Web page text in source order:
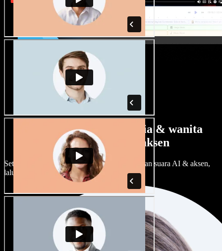
Banyak pilihan suara pria & wanita
dengan berbagai aksen
Setiap proyek bisa terdengar beda. Pilih ratusan suara AI & aksen,
lalu sesuaikan sesuka Anda.